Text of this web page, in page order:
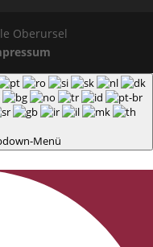
Oberursel